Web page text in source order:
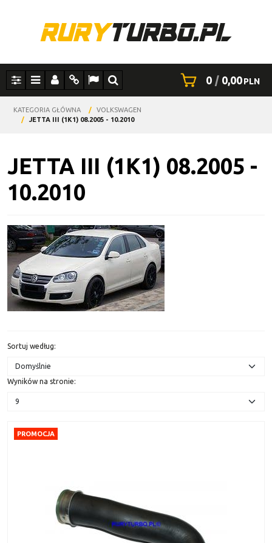
PanelMenuPanelInfoLangSzukaj
0 | 0,00PLN
KATEGORIA GŁÓWNA /
VOLKSWAGEN
/
JETTA III (1K1) 08.2005 - 10.2010
JETTA III (1K1) 08.2005 -
10.2010
Sortuj według:
Wyników na stronie:
PROMOCJA